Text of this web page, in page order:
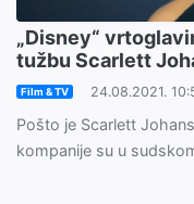
„Disney“
tužbu Scarlett
Film & TV 24.08.2021.
Pošto je Scarlett
kompanije su u